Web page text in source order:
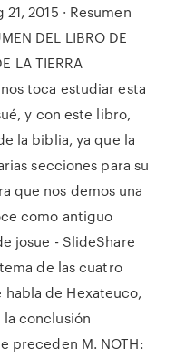
2015 · Resumen
DEL LIBRO DE
LA TIERRA
toca estudiar esta
y con este libro,
la biblia, ya que la
secciones para su
que nos demos una
como antiguo
josue - SlideShare
de las cuatro
habla de Hexateuco,
conclusión
preceden M. NOTH: